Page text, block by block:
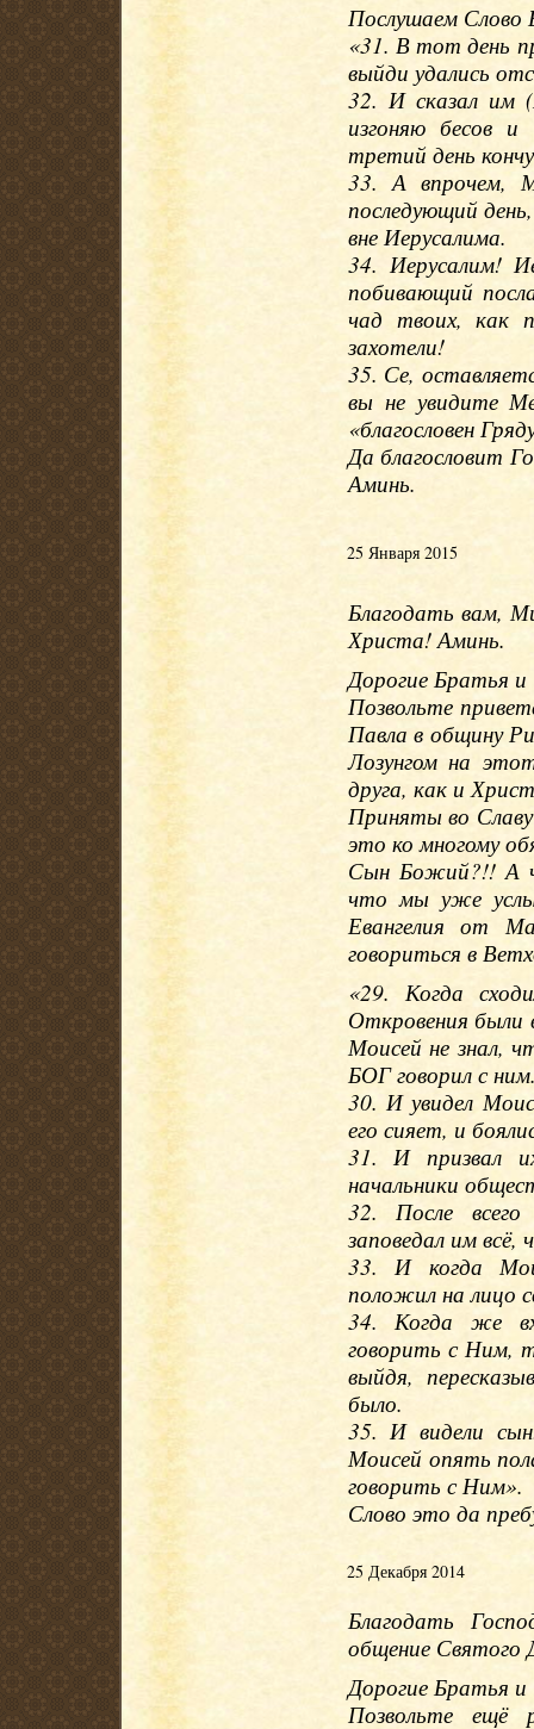
Послушаем
«31. В тот день
выйди удались
32. И сказал им
изгоняю бесов
третий день
33. А впрочем,
последующий
вне Иерусалима.
34. Иерусалим!
побивающий
чад твоих, как
захотели!
35. Се,
вы не увидите
«благословен
Да благословит
Аминь.
25 Января 2015
Благодать вам,
Христа! Аминь.
Дорогие Братья
Позвольте
Павла в общину
Лозунгом на
друга, как и
Приняты во
это ко многому
Сын Божий?!! А
что мы уже
Евангелия от
говориться в
«29. Когда
Откровения были
Моисей не знал,
БОГ говорил с
30. И увидел
его сияет, и
31. И призвал
начальники
32. После
заповедал им всё,
33. И когда
положил на лицо
34. Когда же
говорить с Ним,
выйдя,
было.
35. И видели
Моисей опять
говорить с Ним».
Слово это да
25 Декабря 2014
Благодать
общение Святого
Дорогие Братья
Позвольте ещё